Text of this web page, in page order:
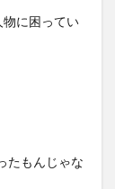
物に困ってい
たもんじゃな